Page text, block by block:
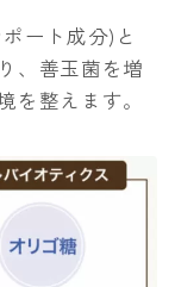
ート成分)と
、善玉菌を増
整えます。